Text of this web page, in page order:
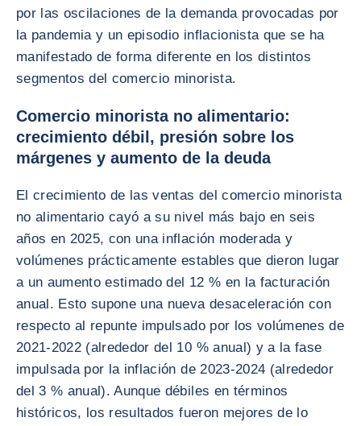
por las oscilaciones de la demanda provocadas por
la pandemia y un episodio inflacionista que se ha
manifestado de forma diferente en los distintos
segmentos del comercio minorista.
Comercio minorista no alimentario:
crecimiento débil, presión sobre los
márgenes y aumento de la deuda
El crecimiento de las ventas del comercio minorista
no alimentario cayó a su nivel más bajo en seis
años en 2025, con una inflación moderada y
volúmenes prácticamente estables que dieron lugar
a un aumento estimado del 12 % en la facturación
anual. Esto supone una nueva desaceleración con
respecto al repunte impulsado por los volúmenes de
2021-2022 (alrededor del 10 % anual) y a la fase
impulsada por la inflación de 2023-2024 (alrededor
del 3 % anual). Aunque débiles en términos
históricos, los resultados fueron mejores de lo